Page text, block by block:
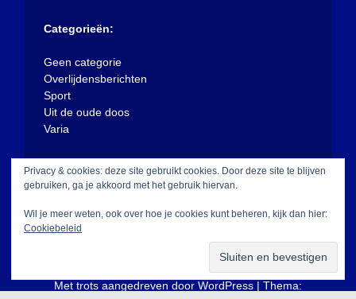
Categorieën:
Geen categorie
Overlijdensberichten
Sport
Uit de oude doos
Varia
Met trots aangedreven door WordPress | Thema:
Privacy & cookies: deze site gebruikt cookies. Door deze site te blijven
gebruiken, ga je akkoord met het gebruik hiervan.
Wil je meer weten, ook over hoe je cookies kunt beheren, kijk dan hier:
Cookiebeleid